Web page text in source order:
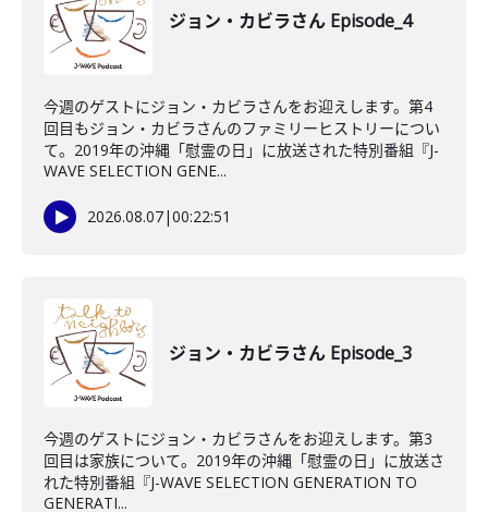
ジョン・カビラさん Episode_4
今週のゲストにジョン・カビラさんをお迎えします。第4
回目もジョン・カビラさんのファミリーヒストリーについ
て。2019年の沖縄「慰霊の日」に放送された特別番組『J-
WAVE SELECTION GENE...
2026.08.07|00:22:51
ジョン・カビラさん Episode_3
今週のゲストにジョン・カビラさんをお迎えします。第3
回目は家族について。2019年の沖縄「慰霊の日」に放送さ
れた特別番組『J-WAVE SELECTION GENERATION TO
GENERATI...